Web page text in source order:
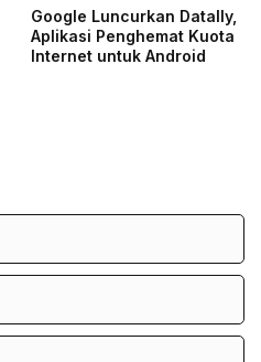
Google Luncurkan Datally,
Aplikasi Penghemat Kuota
Internet untuk Android